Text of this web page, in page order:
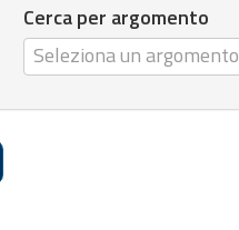
Cerca per argomento
Seleziona un argomento
e
r